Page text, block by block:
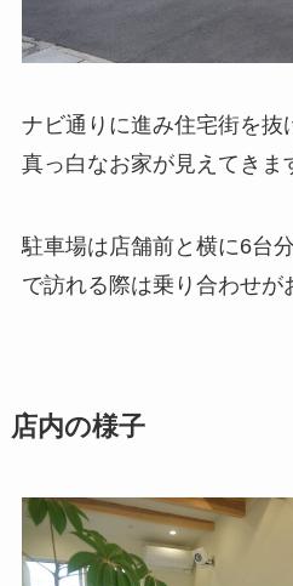
ナビ通りに進み住宅街を抜
真っ白なお家が見えてきま
駐車場は店舗前と横に6台
で訪れる際は乗り合わせが
店内の様子